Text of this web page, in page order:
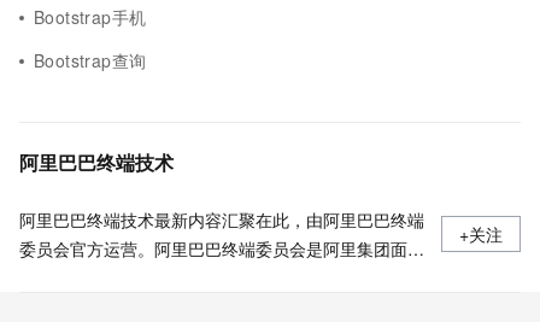
Bootstrap手机
Bootstrap查询
阿里巴巴终端技术
阿里巴巴终端技术最新内容汇聚在此，由阿里巴巴终端
委员会官方运营。阿里巴巴终端委员会是阿里集团面向
+关注